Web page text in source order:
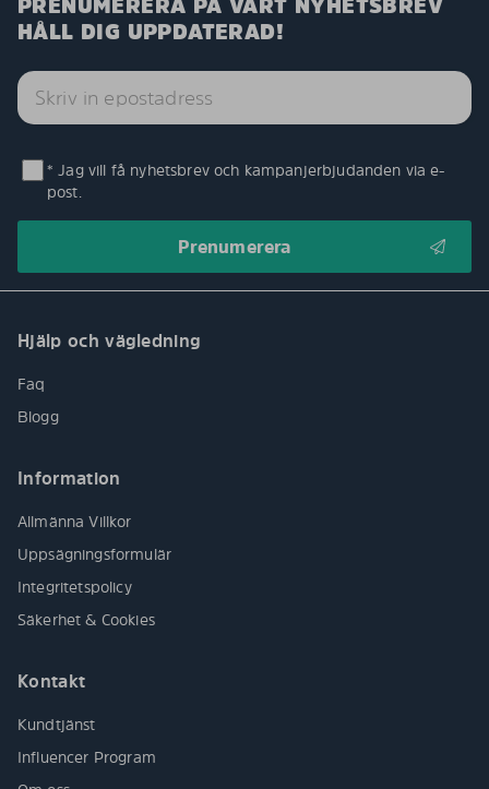
HÅLL DIG UPPDATERAD!
* Jag vill få nyhetsbrev och kampanjerbjudanden via e-
post.
Hjälp och vägledning
Faq
Blogg
Information
Allmänna Villkor
Uppsägningsformulär
Integritetspolicy
Säkerhet & Cookies
Kontakt
Kundtjänst
Influencer Program